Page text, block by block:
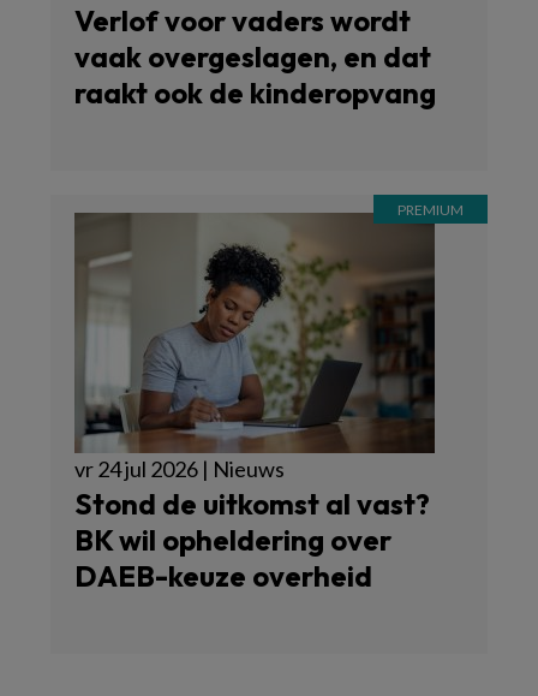
Verlof voor vaders wordt
vaak overgeslagen, en dat
raakt ook de kinderopvang
vr 24 jul 2026 | Nieuws
Stond de uitkomst al vast?
BK wil opheldering over
DAEB-keuze overheid